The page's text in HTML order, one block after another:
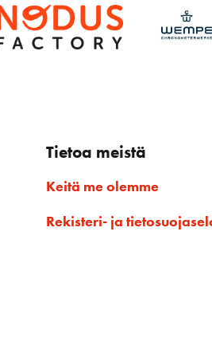
Tietoa meistä
Keitä me olemme
Rekisteri- ja